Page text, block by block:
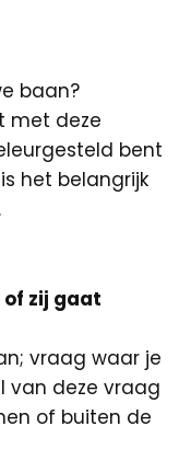
baan?
met deze
bent
het belangrijk
of zij gaat
vraag waar je
van deze vraag
of buiten de